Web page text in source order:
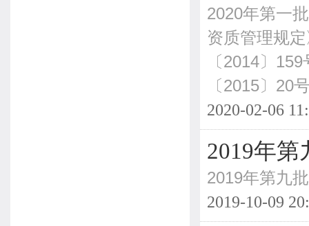
2020年第一
资质管理规
〔2014〕
〔2015〕20
2020-02-06
2019年
2019年第九
2019-10-09